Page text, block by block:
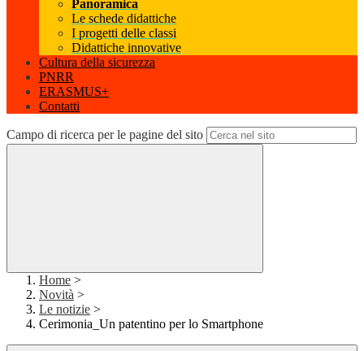
Panoramica
Le schede didattiche
I progetti delle classi
Didattiche innovative
Cultura della sicurezza
PNRR
ERASMUS+
Contatti
Campo di ricerca per le pagine del sito
Home >
Novità >
Le notizie >
Cerimonia_Un patentino per lo Smartphone